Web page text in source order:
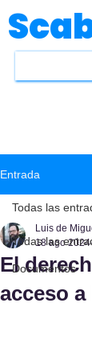
Entrada
Todas las
Documentos
Todas las
El
acceso
Luis de
18 ago 2024